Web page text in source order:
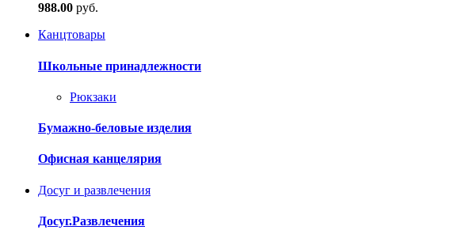
988.00 руб.
Канцтовары
Школьные принадлежности
Рюкзаки
Бумажно-беловые изделия
Офисная канцелярия
Досуг и развлечения
Досуг.Развлечения